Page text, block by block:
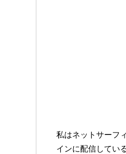
私はネットサーフ
インに配信してい